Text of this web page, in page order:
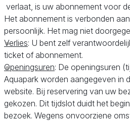
verlaat, is uw abonnement voor
Het abonnement is verbonden
persoonlijk. Het mag niet
Verlies: U bent zelf
ticket of abonnement.
Openingsuren: De openingsuren
Aquapark worden aangegeven in
website. Bij reservering van uw
gekozen. Dit tijdslot duidt het
bezoek. Wegens onvoorziene